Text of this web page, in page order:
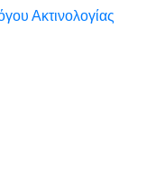
Ακτινολογίας